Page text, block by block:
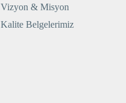
Vizyon & Misyon
Kalite Belgelerimiz